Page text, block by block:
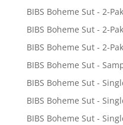
BIBS Boheme Sut - 2-
BIBS Boheme Sut - 2-
BIBS Boheme Sut - 2-
BIBS Boheme Sut -
BIBS Boheme Sut -
BIBS Boheme Sut -
BIBS Boheme Sut -